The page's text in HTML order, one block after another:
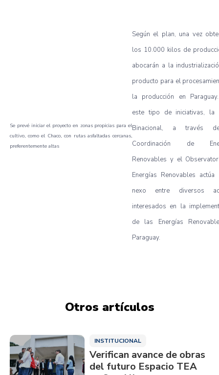
Se prevé iniciar el proyecto en zonas propicias para el
cultivo, como el Chaco, con rutas asfaltadas cercanas,
preferentemente altas
Según el plan, una vez
los 10.000 kilos de
abocarán a la
producto para el
la producción en
este tipo de iniciativas, la
Binacional, a través
Coordinación de
Renovables y el
Energías Renovables actúa
nexo entre diversos
interesados en la
de las Energías
Paraguay.
Otros artículos
INSTITUCIONAL
Verifican avance de obras
del futuro Espacio TEA